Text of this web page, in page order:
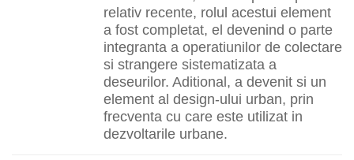
relativ recente, rolul acestui element
a fost completat, el devenind o parte
integranta a operatiunilor de colectare
si strangere sistematizata a
deseurilor. Aditional, a devenit si un
element al design-ului urban, prin
frecventa cu care este utilizat in
dezvoltarile urbane.